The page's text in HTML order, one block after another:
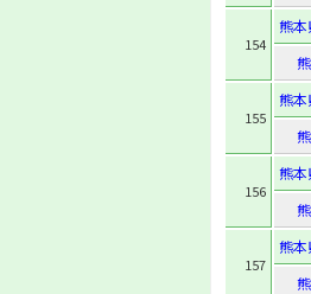
154
熊本
155
熊本
156
熊本
157
熊本